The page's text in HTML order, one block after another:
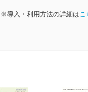
※導入・利用方法の詳細はこ